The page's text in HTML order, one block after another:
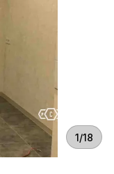
1/18